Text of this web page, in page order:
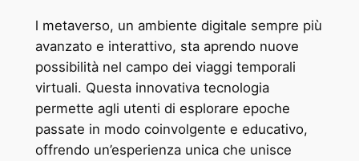
l metaverso, un ambiente digitale sempre più
avanzato e interattivo, sta aprendo nuove
possibilità nel campo dei viaggi temporali
virtuali. Questa innovativa tecnologia
permette agli utenti di esplorare epoche
passate in modo coinvolgente e educativo,
offrendo un’esperienza unica che unisce